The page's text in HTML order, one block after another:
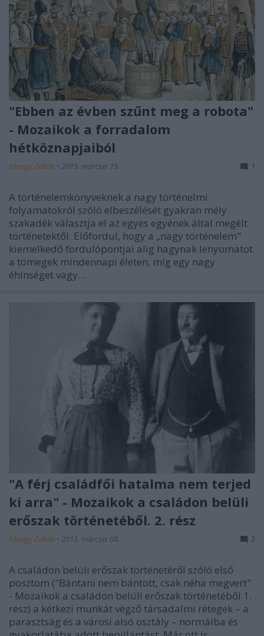
"Ebben az évben szűnt meg a robota"
- Mozaikok a forradalom
hétköznapjaiból
Fónagy Zoltán • 2015. március 15. 1
A történelemkönyveknek a nagy történelmi
folyamatokról szóló elbeszélését gyakran mély
szakadék választja el az egyes egyének által megélt
történetektől. Előfordul, hogy a „nagy történelem"
kiemelkedő fordulópontjai alig hagynak lenyomatot
a tömegek mindennapi életen, míg egy nagy
éhínséget vagy…
"A férj családfői hatalma nem terjed
ki arra" - Mozaikok a családon belüli
erőszak történetéből. 2. rész
Fónagy Zoltán • 2015. március 08. 2
A családon belüli erőszak történetéről szóló első
posztom ("Bántani nem bántott, csak néha megvert"
- Mozaikok a családon belüli erőszak történetéből 1.
rész) a kétkezi munkát végző társadalmi rétegek – a
parasztság és a városi alsó osztály – normáiba és